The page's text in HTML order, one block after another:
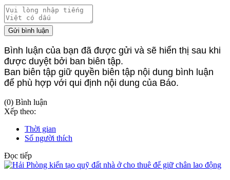
Gửi bình luận
Bình luận của bạn đã được gửi và sẽ hiển thị sau khi
được duyệt bởi ban biên tập.
Ban biên tập giữ quyền biên tập nội dung bình luận
để phù hợp với qui định nội dung của Báo.
(0) Bình luận
Xếp theo:
Thời gian
Số người thích
Đọc tiếp